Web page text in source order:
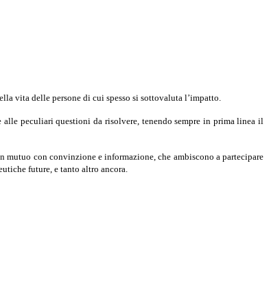
vita delle persone di cui spesso si sottovaluta l’impatto.
peculiari questioni da risolvere, tenendo sempre in prima linea il
con convinzione e informazione, che ambiscono a partecipare
future, e tanto altro ancora.